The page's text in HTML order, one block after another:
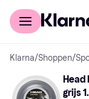
Voor shoppers
Klarna/Shoppen/
Head
grijs